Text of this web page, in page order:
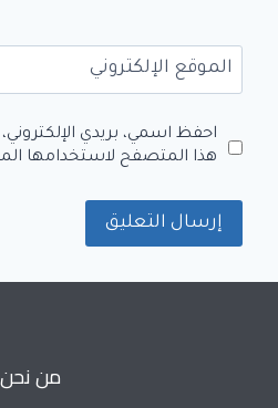
الموقع الإلكتروني
احفظ اسمي، بريدي
هذا المتصفح لاستخدامها
من نحن